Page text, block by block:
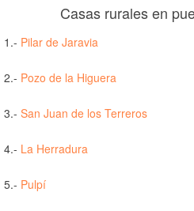
Casas rurales en
1.- Pilar de Jaravia
2.- Pozo de la Higuera
3.- San Juan de los Terreros
4.- La Herradura
5.- Pulpí